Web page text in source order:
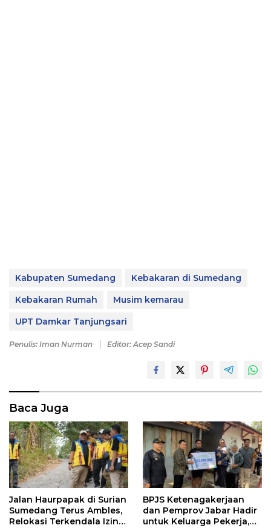
Kabupaten Sumedang
Kebakaran di Sumedang
Kebakaran Rumah
Musim kemarau
UPT Damkar Tanjungsari
Penulis: Iman Nurman Editor: Acep Sandi
Baca Juga
Jalan Haurpapak di Surian
Sumedang Terus Ambles,
Relokasi Terkendala Izin
BPJS Ketenagakerjaan
dan Pemprov Jabar Hadir
untuk Keluarga Pekerja,